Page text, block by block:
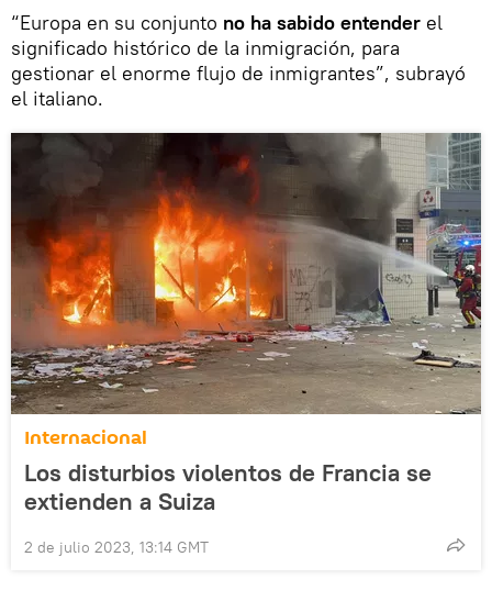
“Europa en su conjunto no ha sabido entender el
significado histórico de la inmigración, para
gestionar el enorme flujo de inmigrantes”, subrayó
el italiano.
Internacional
Los disturbios violentos de Francia se
extienden a Suiza
2 de julio 2023, 13:14 GMT